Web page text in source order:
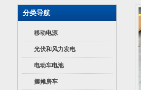
分类导航
移动电源
光伏和风力发电
电动车电池
摆摊房车